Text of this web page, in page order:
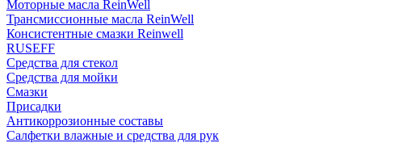
Моторные масла ReinWell
Трансмиссионные масла ReinWell
Консистентные смазки Reinwell
RUSEFF
Средства для стекол
Средства для мойки
Смазки
Присадки
Антикоррозионные составы
Салфетки влажные и средства для рук